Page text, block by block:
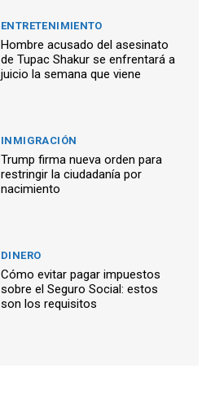
ENTRETENIMIENTO
Hombre acusado del asesinato
de Tupac Shakur se enfrentará a
juicio la semana que viene
INMIGRACIÓN
Trump firma nueva orden para
restringir la ciudadanía por
nacimiento
DINERO
Cómo evitar pagar impuestos
sobre el Seguro Social: estos
son los requisitos